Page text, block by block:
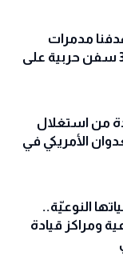
مدمرات
أميركية في هرمز وأجبرنا 3 سفن حربية على
من استغلال
الأمريكي في
النوعيّة..
ومراكز قيادة